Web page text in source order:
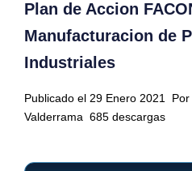
Plan de Accion
Manufacturacion de
Industriales
Publicado el 29 Enero 2021
Valderrama 685 descargas